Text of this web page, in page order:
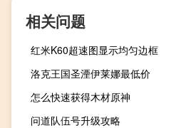
相关问题
红米K60超速图显示均匀边框
洛克王国圣湮伊莱娜最低价
怎么快速获得木材原神
问道队伍号升级攻略